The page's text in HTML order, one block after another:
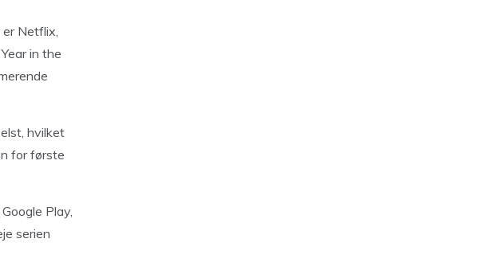
er Netflix,
in the
hvilket
for første
Play,
serien